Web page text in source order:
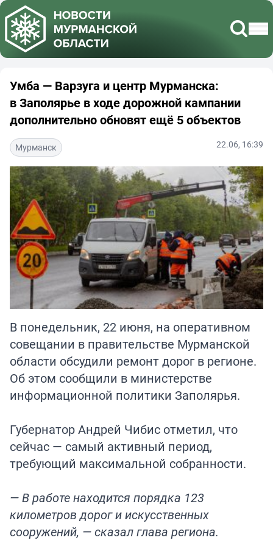
Умба — Варзуга и центр Мурманска:
в Заполярье в ходе дорожной кампании
дополнительно обновят ещё 5 объектов
Мурманск 22.06, 16:39
В понедельник, 22 июня, на оперативном
совещании в правительстве Мурманской
области обсудили ремонт дорог в регионе.
Об этом сообщили в министерстве
информационной политики Заполярья.
Губернатор Андрей Чибис отметил, что
сейчас — самый активный период,
требующий максимальной собранности.
— В работе находится порядка 123
километров дорог и искусственных
сооружений, — сказал глава региона.